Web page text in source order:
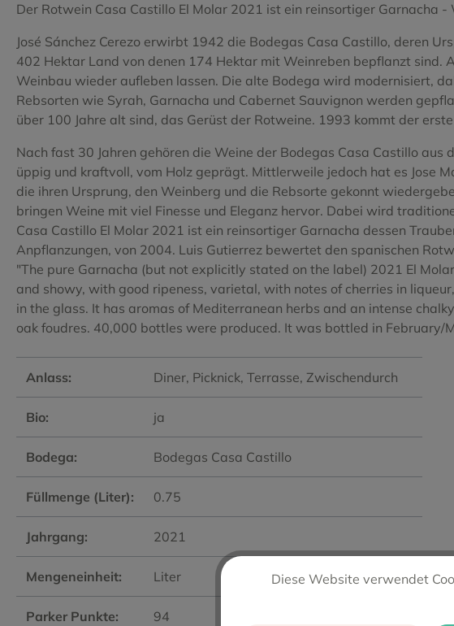
Prieto Picudo
Souson Sumoll
Tempranillo Tempranillo Blanco
Tinta de Toro Torrontes
Verdejo Vijariego Negro
Viognier Xarel.lo
Der Rotwein Casa Castillo El Molar 2021 ist ein reinsortiger Garnacha -
José Sánchez Cerezo erwirbt 1942 die Bodegas Casa Castillo, deren
402 Hektar Land von denen 174 Hektar mit Weinreben bepflanzt sind.
Weinbau wieder aufleben lassen. Die alte Bodega wird modernisiert,
Rebsorten wie Syrah, Garnacha und Cabernet Sauvignon werden
über 100 Jahre alt sind, das Gerüst der Rotweine. 1993 kommt der
Nach fast 30 Jahren gehören die Weine der Bodegas Casa Castillo
üppig und kraftvoll, vom Holz geprägt. Mittlerweile jedoch hat es Jose
die ihren Ursprung, den Weinberg und die Rebsorte gekonnt
bringen Weine mit viel Finesse und Eleganz hervor. Dabei wird
Casa Castillo El Molar 2021 ist ein reinsortiger Garnacha dessen
Anpflanzungen, von 2004. Luis Gutierrez bewertet den spanischen
"The pure Garnacha (but not explicitly stated on the label) 2021 El
and showy, with good ripeness, varietal, with notes of cherries in
in the glass. It has aromas of Mediterranean herbs and an intense
oak foudres. 40,000 bottles were produced. It was bottled in February/
Anlass: Diner, Picknick, Terrasse, Zwischendurch
Bio: ja
Bodega: Bodegas Casa Castillo
Füllmenge (Liter): 0.75
Jahrgang: 2021
Mengeneinheit: Liter
Parker Punkte: 94
Diese Website verwendet